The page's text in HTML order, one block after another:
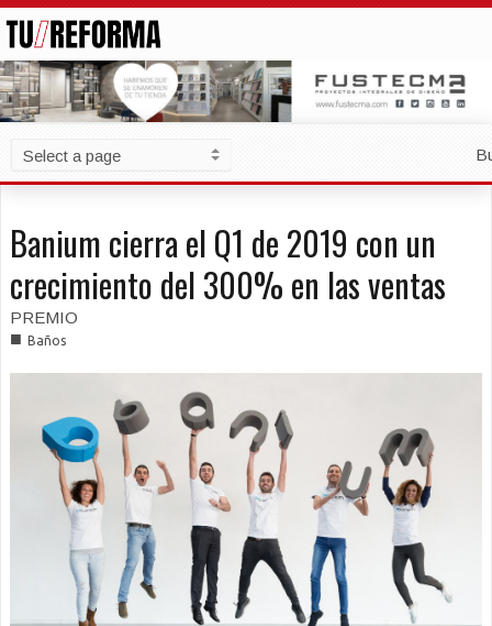
Banium cierra el Q1 de 2019 con un
crecimiento del 300% en las ventas
PREMIO
■ Baños